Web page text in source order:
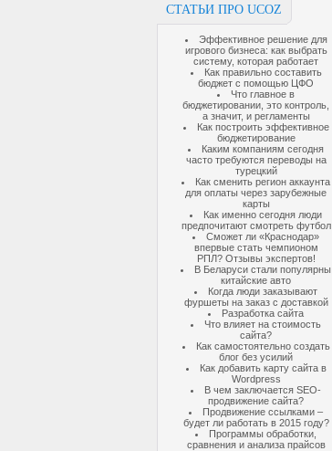
СТАТЬИ ПРО UCOZ
Эффективное решение для
игрового бизнеса: как выбрать
систему, которая работает
Как правильно составить
бюджет с помощью ЦФО
Что главное в
бюджетировании, это контроль,
а значит, и регламенты
Как построить эффективное
бюджетирование
Каким компаниям сегодня
часто требуются переводы на
турецкий
Как сменить регион аккаунта
для оплаты через зарубежные
карты
Как именно сегодня люди
предпочитают смотреть футбол
Сможет ли «Краснодар»
впервые стать чемпионом
РПЛ? Отзывы экспертов!
В Беларуси стали популярны
китайские авто
Когда люди заказывают
фуршеты на заказ с доставкой
Разработка сайта
Что влияет на стоимость
сайта?
Как самостоятельно создать
блог без усилий
Как добавить карту сайта в
Wordpress
В чем заключается SEO-
продвижение сайта?
Продвижение ссылками –
будет ли работать в 2015 году?
Программы обработки,
сравнения и анализа прайсов